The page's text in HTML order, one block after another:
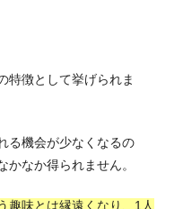
特徴として挙げられま
る機会が少なくなるの
なか得られません。
趣味とは縁遠くなり、1人